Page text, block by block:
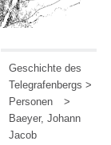
Geschichte des
Telegrafenbergs >
Personen
>
Baeyer, Johann
Jacob